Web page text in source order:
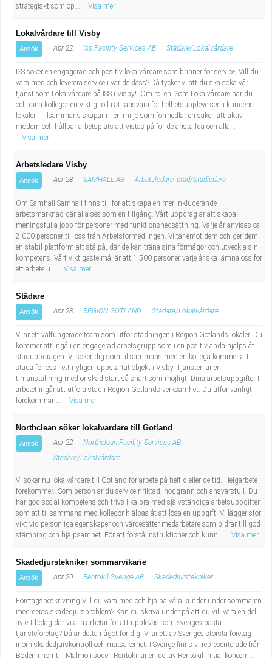
strategiskt som op...
Visa mer
Lokalvårdare till Visby
Ansök Apr 22 Iss Facility Services AB Städare/Lokalvårdare
ISS söker en engagerad och positiv lokalvårdare som brinner för service. Vill du
vara med och leverera service i världsklass? Då tycker vi att du ska söka vår
tjänst som Lokalvårdare på ISS i Visby! Om rollen Som Lokalvårdare har du
och dina kollegor en viktig roll i att ansvara för helhetsupplevelsen i kundens
lokaler. Tillsammans skapar ni en miljö som förmedlar en säker, attraktiv,
modern och hållbar arbetsplats att vistas på för de anställda och alla...
Visa mer
Arbetsledare Visby
Ansök Apr 28 SAMHALL AB Arbetsledare, städ/Städledare
Om Samhall Samhall finns till för att skapa en mer inkluderande
arbetsmarknad där alla ses som en tillgång. Vårt uppdrag är att skapa
meningsfulla jobb för personer med funktionsnedsättning. Varje år anvisas ca
2 000 personer till oss från Arbetsförmedlingen. Vi tar emot dem och ger dem
en stabil plattform att stå på, där de kan träna sina förmågor och utveckla sin
kompetens. Vårt viktigaste mål är att 1 500 personer varje år ska lämna oss för
ett arbete u...
Visa mer
Städare
Ansök Apr 28 REGION GOTLAND Städare/Lokalvårdare
Vi är ett välfungerade team som utför städningen i Region Gotlands lokaler. Du
kommer att ingå i en engagerad arbetsgrupp som i en positiv anda hjälps åt i
städuppdragen. Vi söker dig som tillsammans med en kollega kommer att
städa för oss i ett nyligen uppstartat objekt i Visby. Tjänsten är en
timanställning med önskad start så snart som möjligt. Dina arbetsuppgifter I
arbetet ingår att utföra städ i Region Gotlands verksamhet. Du utför vanligt
förekomman...
Visa mer
Northclean söker lokalvårdare till Gotland
Ansök Apr 22
Northclean Facility Services AB
Städare/Lokalvårdare
Vi söker nu lokalvårdare till Gotland för arbete på heltid eller deltid. Helgarbete
förekommer. Som person är du serviceinriktad, noggrann och ansvarsfull. Du
har god social kompetens och trivs lika bra med självständiga arbetsuppgifter
som att tillsammans med kollegor hjälpas åt att lösa en uppgift. Vi lägger stor
vikt vid personliga egenskaper och värdesätter medarbetare som bidrar till god
stämning och hjälpsamhet. För att förstå instruktioner och kunn...
Visa mer
Skadedjurstekniker sommarvikarie
Ansök Apr 20 Rentokil Sverige AB Skadedjurstekniker
Företagsbeskrivning Vill du vara med och hjälpa våra kunder under sommaren
med deras skadedjursproblem? Kan du skriva under på att du vill vara en del
av ett bolag där vi alla arbetar för att upplevas som Sveriges bästa
tjänsteföretag? Då är detta något för dig! Vi är ett av Sveriges största företag
inom skadedjurskontroll och matsäkerhet. I Sverige finns vi representerade från
Boden i norr till Malmö i söder. Rentokil är en del av Rentokil Initial koncern...